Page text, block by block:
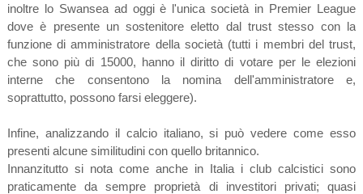
inoltre lo Swansea ad oggi è l'unica società in Premier League
dove è presente un sostenitore eletto dal trust stesso con la
funzione di amministratore della società (tutti i membri del trust,
che sono più di 15000, hanno il diritto di votare per le elezioni
interne che consentono la nomina dell'amministratore e,
soprattutto, possono farsi eleggere).
Infine, analizzando il calcio italiano, si può vedere come esso
presenti alcune similitudini con quello britannico.
Innanzitutto si nota come anche in Italia i club calcistici sono
praticamente da sempre proprietà di investitori privati; quasi